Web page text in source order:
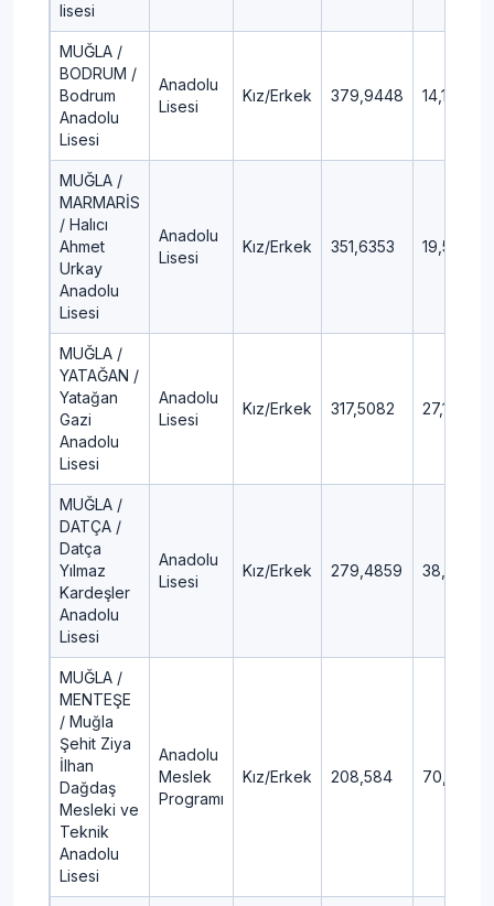
lisesi
MUĞLA /
BODRUM /
Bodrum
Anadolu
Lisesi
Anadolu
Lisesi
Kız/Erkek 379,9448 14,17
MUĞLA /
MARMARİS
/ Halıcı
Ahmet
Urkay
Anadolu
Lisesi
Anadolu
Lisesi
Kız/Erkek 351,6353 19,58
MUĞLA /
YATAĞAN /
Yatağan
Gazi
Anadolu
Lisesi
Anadolu
Lisesi
Kız/Erkek 317,5082 27,12
MUĞLA /
DATÇA /
Datça
Yılmaz
Kardeşler
Anadolu
Lisesi
Anadolu
Lisesi
Kız/Erkek 279,4859 38,1
MUĞLA /
MENTEŞE
/ Muğla
Şehit Ziya
İlhan
Dağdaş
Mesleki ve
Teknik
Anadolu
Lisesi
Anadolu
Meslek
Programı
Kız/Erkek 208,584 70,41